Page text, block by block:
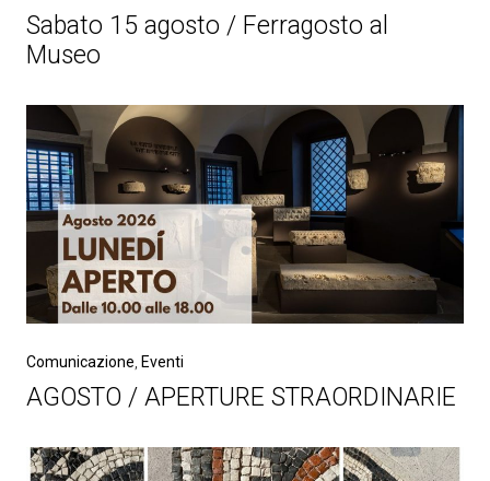
Sabato 15 agosto / Ferragosto al
Museo
Comunicazione Eventi
AGOSTO / APERTURE STRAORDINARIE